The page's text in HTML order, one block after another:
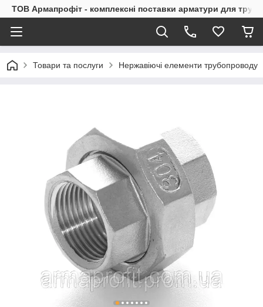
ТОВ Армапрофіт - комплексні поставки арматури для
Товари та послуги Нержавіючі елементи трубопроводу